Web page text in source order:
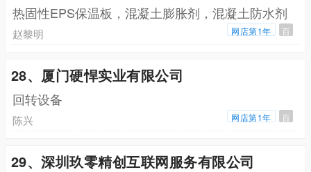
热固性EPS保温板，混凝土膨胀剂，混凝土防水剂
赵黎明 网店第1年 百
28、厦门硬悍实业有限公司
回转设备
陈兴 网店第1年 百
29、深圳玖零精创互联网服务有限公司